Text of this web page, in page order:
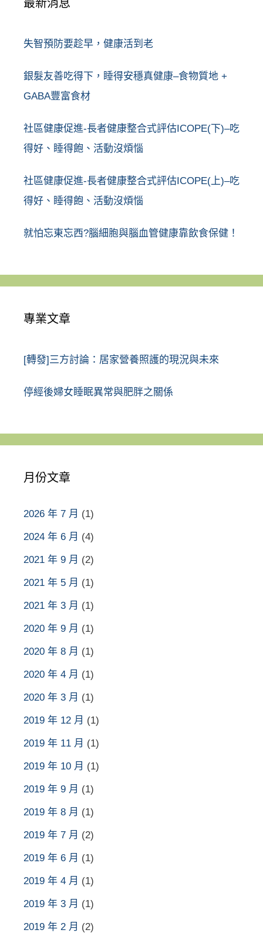
最新消息
失智預防要趁早，健康活到老
銀髮友善吃得下，睡得安穩真健康–食物質地 +
GABA豐富食材
社區健康促進-長者健康整合式評估ICOPE(下)–吃
得好、睡得飽、活動沒煩惱
社區健康促進-長者健康整合式評估ICOPE(上)–吃
得好、睡得飽、活動沒煩惱
就怕忘東忘西?腦細胞與腦血管健康靠飲食保健！
專業文章
[轉發]三方討論：居家營養照護的現況與未來
停經後婦女睡眠異常與肥胖之關係
月份文章
2026 年 7 月 (1)
2024 年 6 月 (4)
2021 年 9 月 (2)
2021 年 5 月 (1)
2021 年 3 月 (1)
2020 年 9 月 (1)
2020 年 8 月 (1)
2020 年 4 月 (1)
2020 年 3 月 (1)
2019 年 12 月 (1)
2019 年 11 月 (1)
2019 年 10 月 (1)
2019 年 9 月 (1)
2019 年 8 月 (1)
2019 年 7 月 (2)
2019 年 6 月 (1)
2019 年 4 月 (1)
2019 年 3 月 (1)
2019 年 2 月 (2)